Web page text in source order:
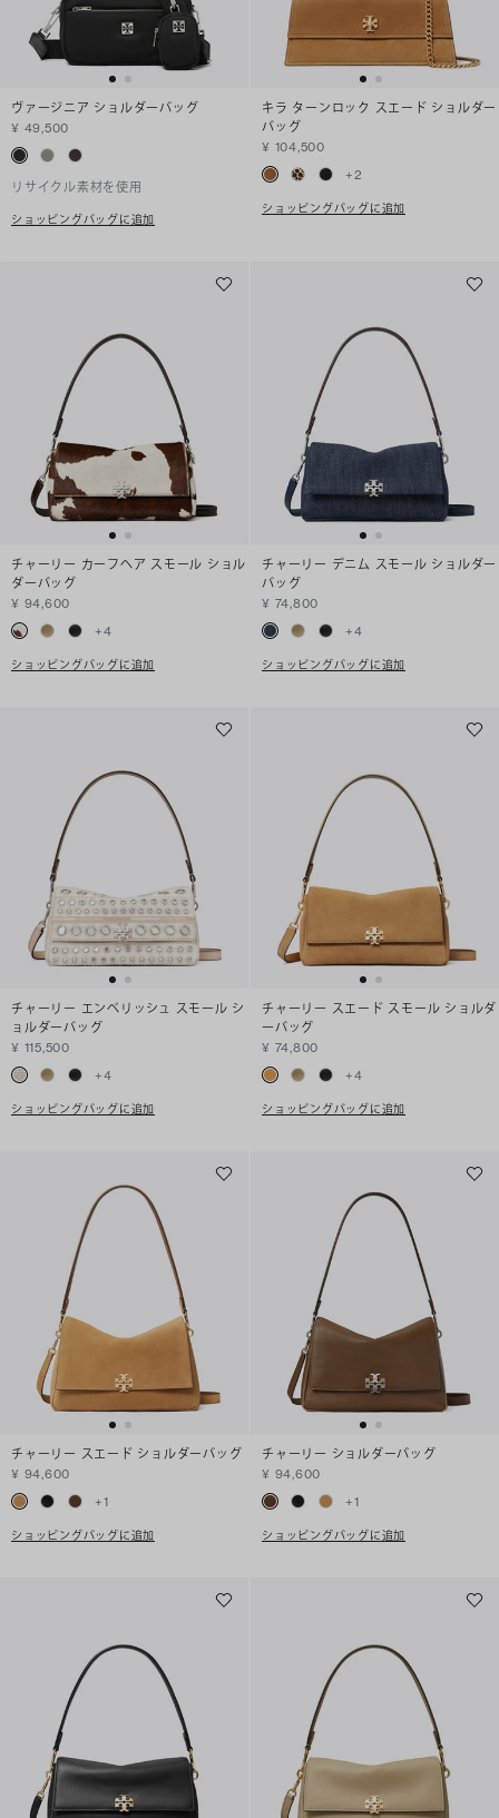
ヴァージニア ショルダーバッグ
¥ 49,500
リサイクル素材を使用
ショッピングバッグに追加
キラ ターンロック スエード ショルダー
バッグ
¥ 104,500
+2
ショッピングバッグに追加
チャーリー カーフヘア スモール ショル
ダーバッグ
¥ 94,600
+4
ショッピングバッグに追加
チャーリー デニム スモール ショルダー
バッグ
¥ 74,800
+4
ショッピングバッグに追加
チャーリー エンベリッシュ スモール シ
ョルダーバッグ
¥ 115,500
+4
ショッピングバッグに追加
チャーリー スエード スモール ショルダ
ーバッグ
¥ 74,800
+4
ショッピングバッグに追加
チャーリー スエード ショルダーバッグ
¥ 94,600
+1
ショッピングバッグに追加
チャーリー ショルダーバッグ
¥ 94,600
+1
ショッピングバッグに追加